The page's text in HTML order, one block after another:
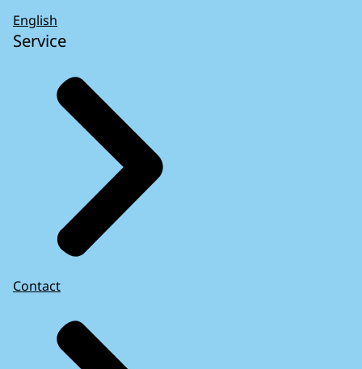
English
Service
Contact